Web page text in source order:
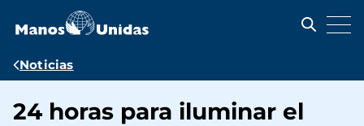
contenido
Ruta
navegación
Noticias
24 horas para iluminar el